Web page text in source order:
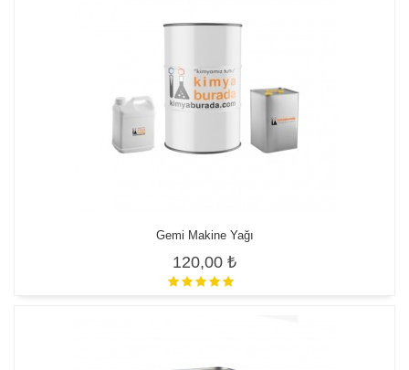
Gemi Makine Yağı
120,00 ₺